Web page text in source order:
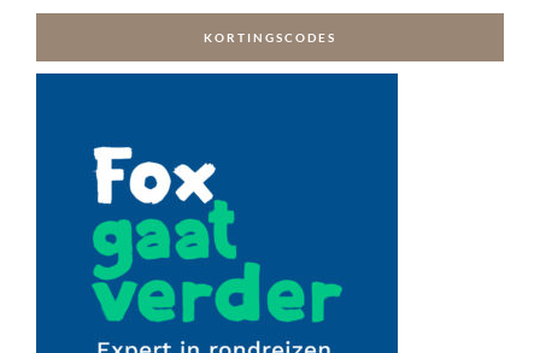
KORTINGSCODES